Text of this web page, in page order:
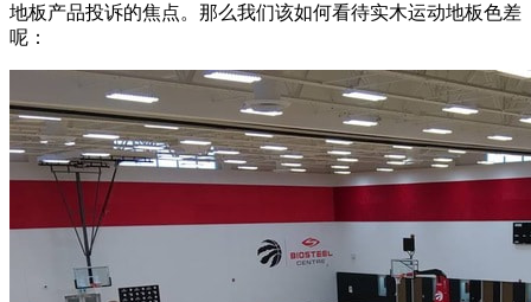
地板产品投诉的焦点。那么我们该如何看待实木运动地板色差
呢：